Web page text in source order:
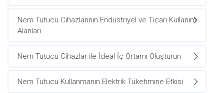
Nem Tutucu Cihazlarının Endüstriyel ve Ticari Kullanım
Alanları
Nem Tutucu Cihazlar ile İdeal İç Ortamı Oluşturun
Nem Tutucu Kullanmanın Elektrik Tüketimine Etkisi